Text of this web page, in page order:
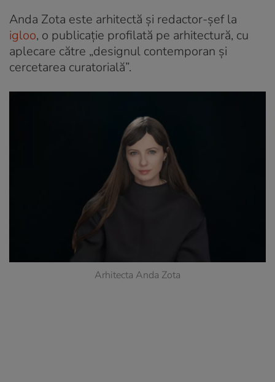
Anda Zota este arhitectă și redactor-șef la
igloo, o publicație profilată pe arhitectură, cu
aplecare către „designul contemporan și
cercetarea curatorială”.
Arhitecta Anda Zota